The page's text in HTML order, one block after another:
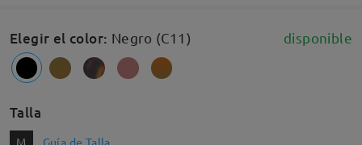
Elegir el color: Negro (C11) disponible
Talla
M